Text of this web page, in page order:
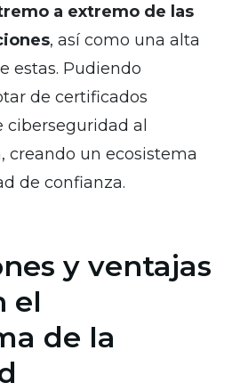
a extremo de las
, así como una alta
estas. Pudiendo
de certificados
ciberseguridad al
creando un ecosistema
de confianza.
y ventajas
el
de la